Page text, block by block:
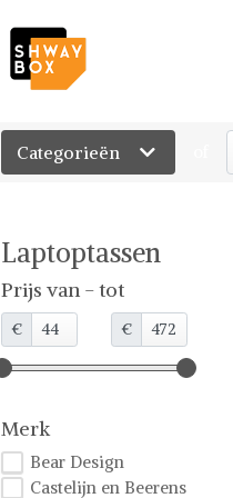
Categorieën
Laptoptassen
Prijs van - tot
€ €
Merk
Bear Design
Castelijn en Beerens